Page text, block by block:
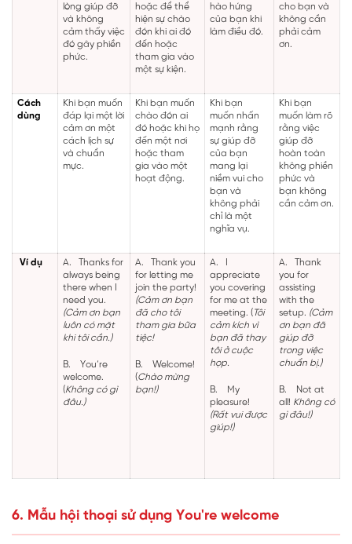
lòng giúp đỡ
và không
cảm thấy việc
đó gây phiền
phức.
hoặc để thể
hiện sự chào
đón khi ai đó
đến hoặc
tham gia vào
một sự kiện.
hào hứng
của bạn khi
làm điều đó.
cho bạn và
không cần
phải cảm
ơn.
Cách
dùng
Khi bạn muốn
đáp lại một lời
cảm ơn một
cách lịch sự
và chuẩn
mực.
Khi bạn muốn
chào đón ai
đó hoặc khi họ
đến một nơi
hoặc tham
gia vào một
hoạt động.
Khi bạn
muốn nhấn
mạnh rằng
sự giúp đỡ
của bạn
mang lại
niềm vui cho
bạn và
không phải
chỉ là một
nghĩa vụ.
Khi bạn
muốn làm rõ
rằng việc
giúp đỡ
hoàn toàn
không phiền
phức và
bạn không
cần cảm ơn.
Ví dụ A. Thanks for
always being
there when I
need you.
(Cảm ơn bạn
luôn có mặt
khi tôi cần.)
B. You’re
welcome.
(Không có gì
đâu.)
A. Thank you
for letting me
join the party!
(Cảm ơn bạn
đã cho tôi
tham gia bữa
tiệc!
B. Welcome!
(Chào mừng
bạn!)
A.
appreciate
you covering
for me at the
meeting. (Tôi
cảm kích vì
bạn đã thay
tôi ở cuộc
họp.
B. My
pleasure!
(Rất vui được
giúp!)
A. Thank
you for
assisting
with the
setup. (Cảm
ơn bạn đã
giúp đỡ
trong việc
chuẩn bị.)
B. Not at
all! Không có
gì đâu!)
6. Mẫu hội thoại sử dụng You're welcome